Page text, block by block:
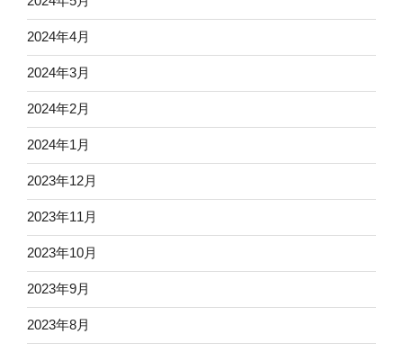
2024年4月
2024年3月
2024年2月
2024年1月
2023年12月
2023年11月
2023年10月
2023年9月
2023年8月